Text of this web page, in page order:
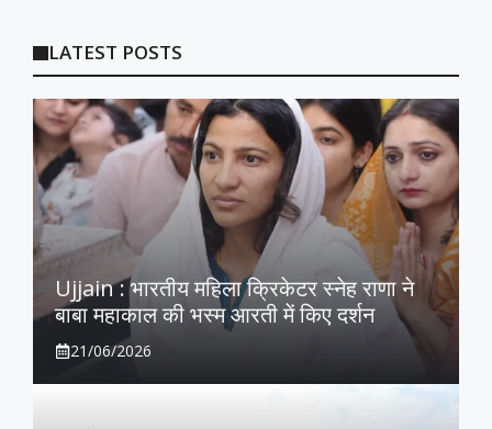
LATEST POSTS
Ujjain : भारतीय महिला क्रिकेटर स्नेह राणा ने
बाबा महाकाल की भस्म आरती में किए दर्शन
21/06/2026